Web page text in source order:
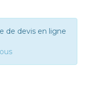
de devis en ligne